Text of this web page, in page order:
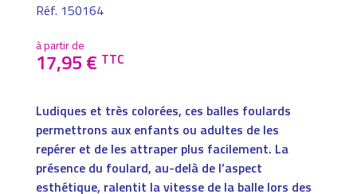
Réf. 150164
à partir de
17,95€ TTC
Ludiques et très colorées, ces balles foulards
permettrons aux enfants ou adultes de les
repérer et de les attraper plus facilement. La
présence du foulard, au-delà de l’aspect
esthétique, ralentit la vitesse de la balle lors des